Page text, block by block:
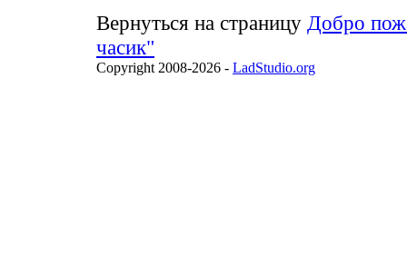
Вернуться на страницу Добро
часик"
Copyright 2008-2026 - LadStudio.org